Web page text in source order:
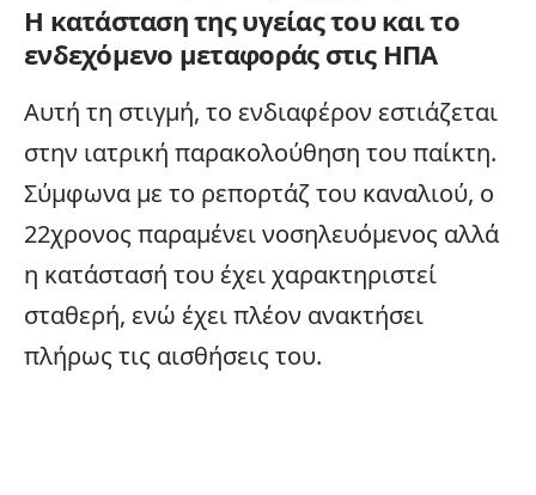
Η κατάσταση της υγείας του και το
ενδεχόμενο μεταφοράς στις ΗΠΑ
Αυτή τη στιγμή, το ενδιαφέρον εστιάζεται
στην ιατρική παρακολούθηση του παίκτη.
Σύμφωνα με το ρεπορτάζ του καναλιού, ο
22χρονος παραμένει νοσηλευόμενος αλλά
η κατάστασή του έχει χαρακτηριστεί
σταθερή, ενώ έχει πλέον ανακτήσει
πλήρως τις αισθήσεις του.